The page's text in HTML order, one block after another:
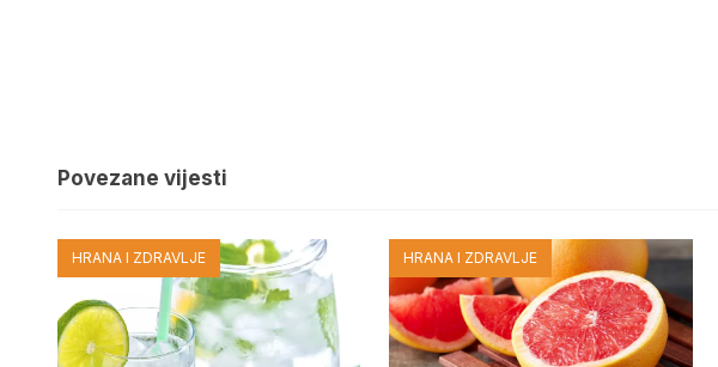
Povezane vijesti
HRANA I ZDRAVLJE HRANA I ZDRAVLJE